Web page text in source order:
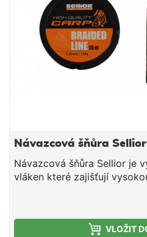
Návazcová šňůra
Návazcová šňůra Sellior je
vláken které zajišťují
kaprových návazců. Šňůru
návazec do obtížných
Nosnost 12kg Délka 15m
VLOŽIT